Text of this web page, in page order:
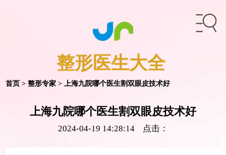
整形医生大全
首页 >整形专家 > 上海九院哪个医生割双眼皮技术好
上海九院哪个医生割双眼皮技术好
2024-04-19 14:28:14 点击：